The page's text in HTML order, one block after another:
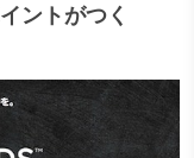
ントがつく